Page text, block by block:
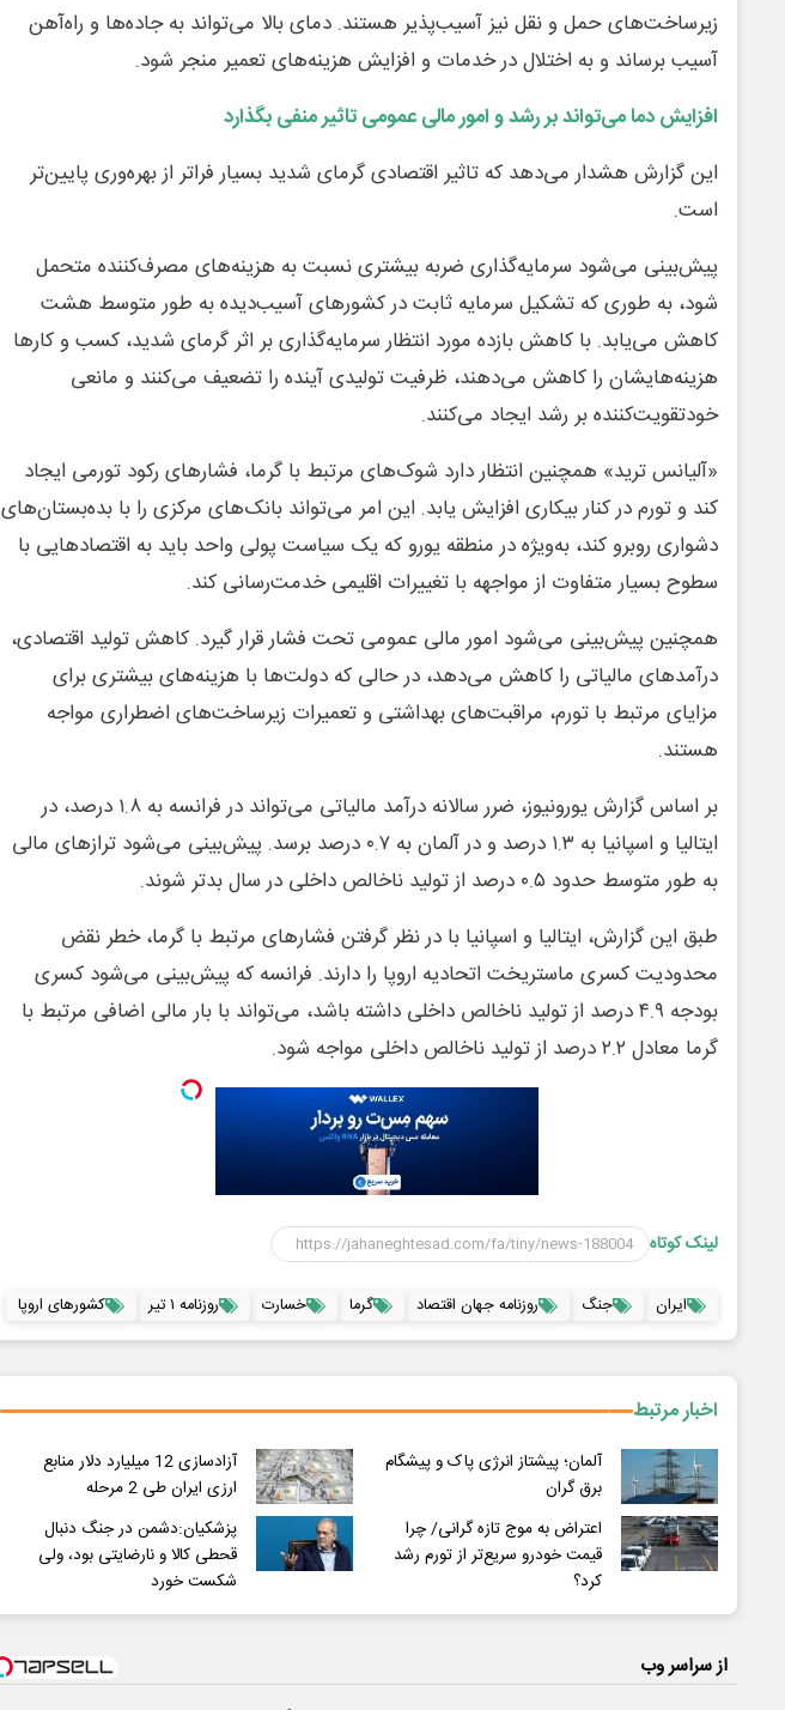
زیرساخت‌های حمل و نقل نیز آسیب‌پذیر هستند. دمای بالا می‌تواند به جاده‌ها و راه‌آهن
آسیب برساند و به اختلال در خدمات و افزایش هزینه‌های تعمیر منجر شود.
افزایش دما می‌تواند بر رشد و امور مالی عمومی تاثیر منفی بگذارد
این گزارش هشدار می‌دهد که تاثیر اقتصادی گرمای شدید بسیار فراتر از بهره‌وری پایین‌تر
است.
پیش‌بینی می‌شود سرمایه‌گذاری ضربه بیشتری نسبت به هزینه‌های مصرف‌کننده متحمل
شود، به طوری که تشکیل سرمایه ثابت در کشورهای آسیب‌دیده به طور متوسط هشت
کاهش می‌یابد. با کاهش بازده مورد انتظار سرمایه‌گذاری بر اثر گرمای شدید، کسب‌ و کارها
هزینه‌هایشان را کاهش می‌دهند، ظرفیت تولیدی آینده را تضعیف می‌کنند و مانعی
خودتقویت‌کننده بر رشد ایجاد می‌کنند.
«آلیانس ترید» همچنین انتظار دارد شوک‌های مرتبط با گرما، فشارهای رکود تورمی ایجاد
کند و تورم در کنار بیکاری افزایش یابد. این امر می‌تواند بانک‌های مرکزی را با بده‌بستان‌های
دشواری روبرو کند، به‌ویژه در منطقه یورو که یک سیاست پولی واحد باید به اقتصادهایی با
سطوح بسیار متفاوت از مواجهه با تغییرات اقلیمی خدمت‌رسانی کند.
همچنین پیش‌بینی می‌شود امور مالی عمومی تحت فشار قرار گیرد. کاهش تولید اقتصادی،
درآمدهای مالیاتی را کاهش می‌دهد، در حالی که دولت‌ها با هزینه‌های بیشتری برای
مزایای مرتبط با تورم، مراقبت‌های بهداشتی و تعمیرات زیرساخت‌های اضطراری مواجه
هستند.
بر اساس گزارش یورونیوز، ضرر سالانه درآمد مالیاتی می‌تواند در فرانسه به ۱.۸ درصد، در
ایتالیا و اسپانیا به ۱.۳ درصد و در آلمان به ۰.۷ درصد برسد. پیش‌بینی می‌شود ترازهای مالی
به طور متوسط ‌حدود ۰.۵ درصد از تولید ناخالص داخلی در سال بدتر شوند.
طبق این گزارش، ایتالیا و اسپانیا با در نظر گرفتن فشارهای مرتبط با گرما، خطر نقض
محدودیت کسری ماستریخت اتحادیه اروپا را دارند. فرانسه که پیش‌بینی می‌شود کسری
بودجه ۴.۹ درصد از تولید ناخالص داخلی داشته باشد، می‌تواند با بار مالی اضافی مرتبط با
گرما معادل ۲.۲ درصد از تولید ناخالص داخلی مواجه شود.
لینک کوتاه
ایران جنگ روزنامه جهان اقتصاد گرما خسارت روزنامه ۱ تیر کشورهای اروپا
اخبار مرتبط
آلمان؛ پیشتاز انرژی پاک و پیشگام
برق گران
آزادسازی 12 میلیارد دلار منابع
ارزی ایران طی 2 مرحله
اعتراض به موج تازه گرانی/ چرا
قیمت خودرو سریع‌تر از تورم رشد
کرد؟
پزشکیان:دشمن در جنگ دنبال
قحطی کالا و نارضایتی بود، ولی
شکست خورد
از سراسر وب